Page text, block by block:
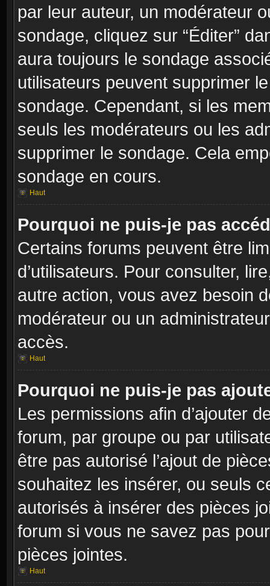
par leur auteur, un modérateur
sondage, cliquez sur “Éditer”
aura toujours le sondage
utilisateurs peuvent supprimer
sondage. Cependant, si les
seuls les modérateurs ou les
supprimer le sondage. Cela
sondage en cours.
Haut
Pourquoi ne puis-je pas
Certains forums peuvent être
d’utilisateurs. Pour consulter,
autre action, vous avez besoin
modérateur ou un
accès.
Haut
Pourquoi ne puis-je pas
Les permissions afin d’ajouter
forum, par groupe ou par
être pas autorisé l’ajout de
souhaitez les insérer, ou seuls
autorisés à insérer des pièces
forum si vous ne savez pas
pièces jointes.
Haut